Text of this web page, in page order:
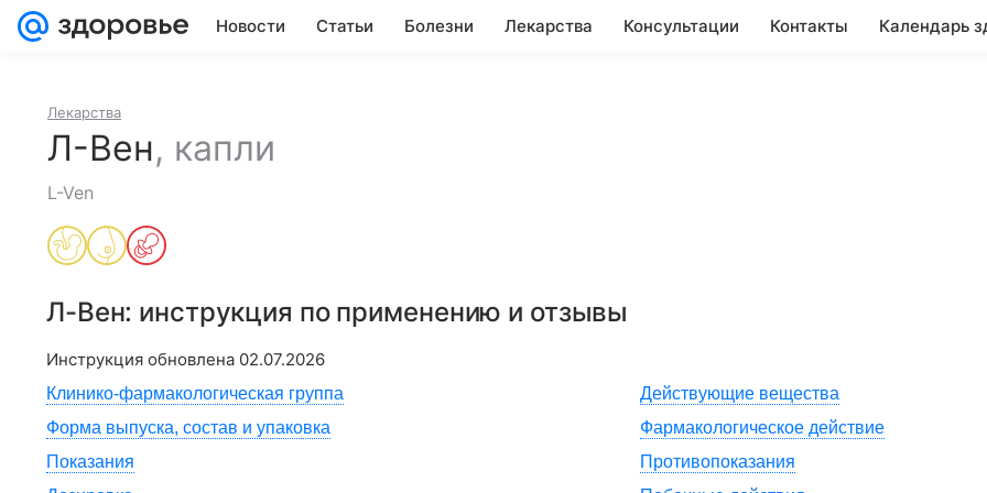
Новости Статьи Болезни Лекарства Консультации Контакты Календарь
Лекарства
Л-Вен, капли
L-Ven
Л-Вен: инструкция по применению и отзывы
Инструкция обновлена 02.07.2026
Клинико-фармакологическая группа
Действующие вещества
Форма выпуска, состав и упаковка
Фармакологическое действие
Показания
Противопоказания